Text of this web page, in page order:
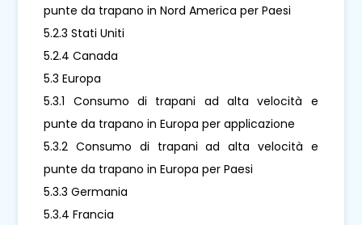
punte da trapano in Nord America per Paesi
5.2.3 Stati Uniti
5.2.4 Canada
5.3 Europa
5.3.1 Consumo di trapani ad alta velocità e
punte da trapano in Europa per applicazione
5.3.2 Consumo di trapani ad alta velocità e
punte da trapano in Europa per Paesi
5.3.3 Germania
5.3.4 Francia